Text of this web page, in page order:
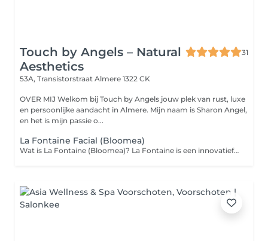
Touch by Angels – Natural
Aesthetics
31
53A, Transistorstraat Almere 1322 CK
OVER MIJ Welkom bij Touch by Angels jouw plek van rust, luxe
en persoonlijke aandacht in Almere. Mijn naam is Sharon Angel,
en het is mijn passie o...
La Fontaine Facial (Bloomea)
Wat is La Fontaine (Bloomea)? La Fontaine is een innovatief 3in1 huid resurfacingapparaat dat is ontworpen om huidvernieuwing te stimuleren via drie gecombineerde technologieën: macro-exfoliatie, microvibratie en rode lichttherapie (633nm) Oorspronkelijk werd dit apparaat ontwikkeld voor het behandelen van postoperatieve littekens, maar inmiddels is het doorontwikkeld voor breed gebruik bij esthetische behandelingen Hoe werkt de behandeling? Macro-exfoliatie (mechanische peeling): zachte, gecontroleerde verwijdering van dode huidcellen om de huidtextuur te egaliseren en teint te verbeteren Microvibratie massage: stimuleert collageen- en elastine productie in de diepere huidlagen, wat bijdraagt aan versteviging en verjonging Lichttherapie (LED 633nm): ondersteunt regeneratie en verkoeling, en versnelt het huidherstel proces Voor wie en welke huidproblemen? La Fontaine is geschikt voor: Alle huidtypes en phototypen, van jong tot oud (1898 jaar) Behandeling van diverse huidproblemen, waaronder: Fijne lijnen en rimpels Pigmentvlekken Acne- en chirurgische littekens Striemen (striae) Grove poriën en doffe huid Vermoeide of gedehydrateerde huid Resultaten en effectiviteit Na de eerste sessie merk je vaak al een stralendere, zachtere en gladdere huid Na een kuur van 4 tot 6 sessies binnen enkele weken kunnen zichtbare resultaten sterker worden: verbetering van teint, vermindering van pigmentvlekken, littekens en verstrakking van de huid Onafhankelijk onderzoek toont een toename van circa 4% elastine in de huid na vier behandelingen, met versterking van de dermisstructuur